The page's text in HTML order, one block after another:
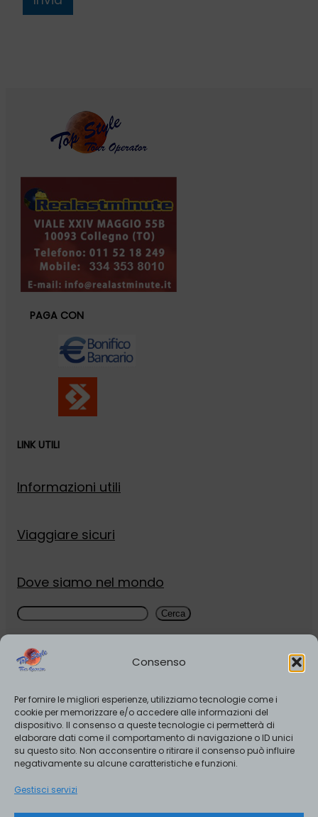
Consenso
Per fornire le migliori esperienze, utilizziamo tecnologie come i
cookie per memorizzare e/o accedere alle informazioni del
dispositivo. Il consenso a queste tecnologie ci permetterà di
elaborare dati come il comportamento di navigazione o ID unici
su questo sito. Non acconsentire o ritirare il consenso può influire
negativamente su alcune caratteristiche e funzioni.
Gestisci servizi
PAGA CON
LINK UTILI
Informazioni utili
Viaggiare sicuri
Dove siamo nel mondo
Cerca
Cerca
3343538010
0115218249
info@realastminute.it
Orari
Lunedì-Venerdì 9.00-19:00
Sabato 10.00-13.00/ 15.00-19.00